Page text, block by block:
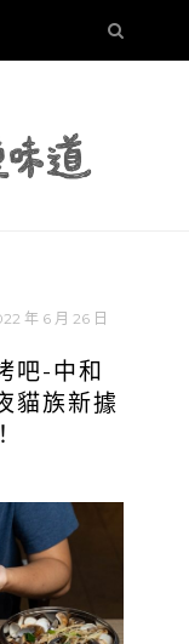
年 6 月 26 日
吧-中和
貓族新據